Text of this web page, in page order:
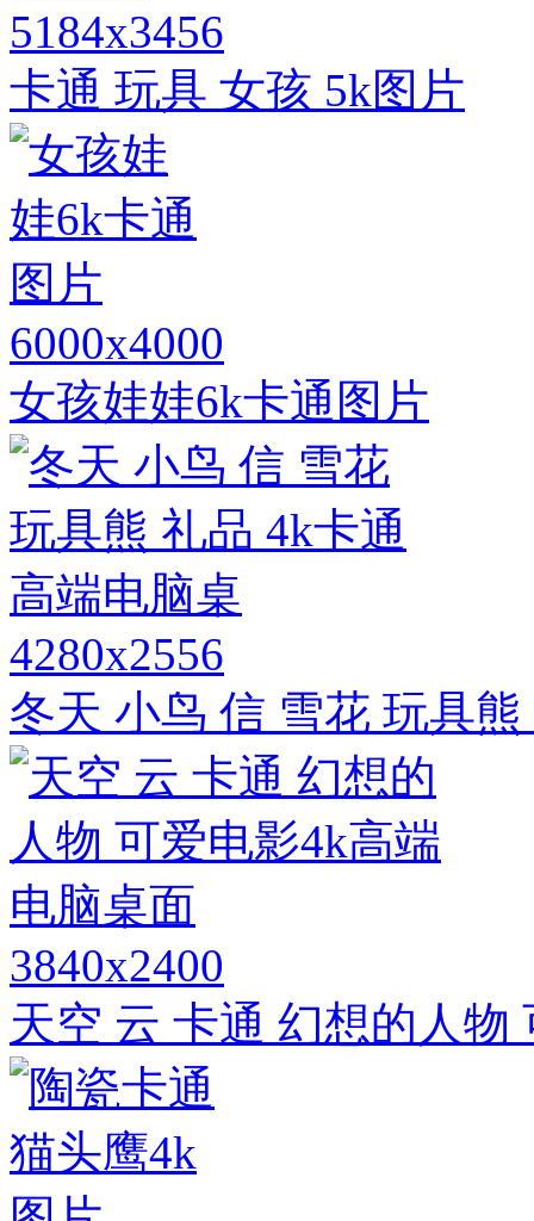
5184x3456
卡通 玩具 女孩 5k图片
6000x4000
女孩娃娃6k卡通图片
4280x2556
冬天 小鸟 信 雪花 玩具
3840x2400
天空 云 卡通 幻想的人物